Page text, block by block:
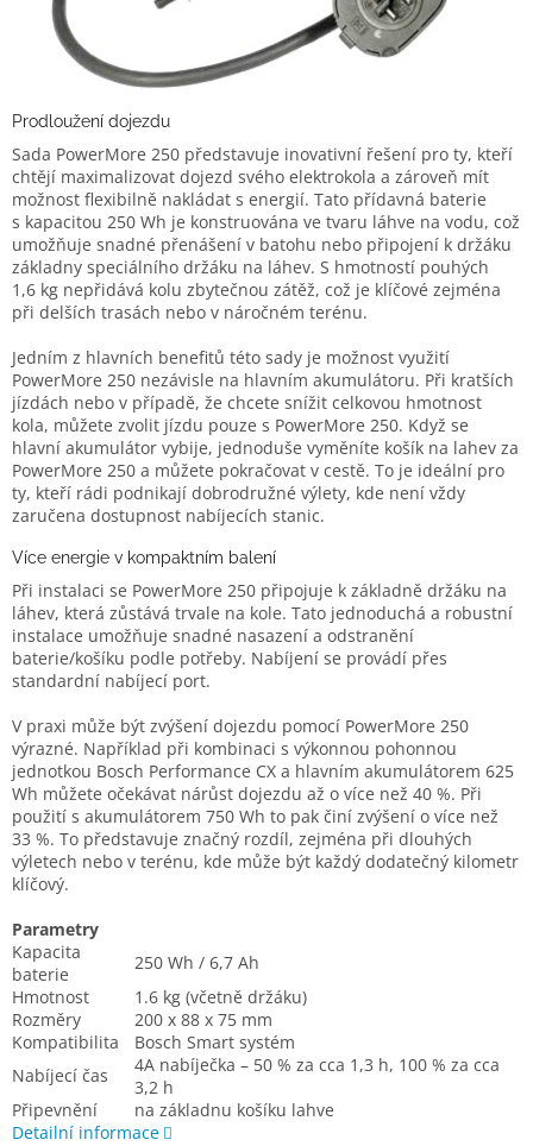
Prodloužení dojezdu
Sada PowerMore 250 představuje inovativní řešení pro ty, kteří
chtějí maximalizovat dojezd svého elektrokola a zároveň mít
možnost flexibilně nakládat s energií. Tato přídavná baterie
s kapacitou 250 Wh je konstruována ve tvaru láhve na vodu, což
umožňuje snadné přenášení v batohu nebo připojení k držáku
základny speciálního držáku na láhev. S hmotností pouhých
1,6 kg nepřidává kolu zbytečnou zátěž, což je klíčové zejména
při delších trasách nebo v náročném terénu.
Jedním z hlavních benefitů této sady je možnost využití
PowerMore 250 nezávisle na hlavním akumulátoru. Při kratších
jízdách nebo v případě, že chcete snížit celkovou hmotnost
kola, můžete zvolit jízdu pouze s PowerMore 250. Když se
hlavní akumulátor vybije, jednoduše vyměníte košík na lahev za
PowerMore 250 a můžete pokračovat v cestě. To je ideální pro
ty, kteří rádi podnikají dobrodružné výlety, kde není vždy
zaručena dostupnost nabíjecích stanic.
Více energie v kompaktním balení
Při instalaci se PowerMore 250 připojuje k základně držáku na
láhev, která zůstává trvale na kole. Tato jednoduchá a robustní
instalace umožňuje snadné nasazení a odstranění
baterie/košíku podle potřeby. Nabíjení se provádí přes
standardní nabíjecí port.
V praxi může být zvýšení dojezdu pomocí PowerMore 250
výrazné. Například při kombinaci s výkonnou pohonnou
jednotkou Bosch Performance CX a hlavním akumulátorem 625
Wh můžete očekávat nárůst dojezdu až o více než 40 %. Při
použití s akumulátorem 750 Wh to pak činí zvýšení o více než
33 %. To představuje značný rozdíl, zejména při dlouhých
výletech nebo v terénu, kde může být každý dodatečný kilometr
klíčový.
Parametry
Kapacita
baterie
250 Wh / 6,7 Ah
Hmotnost
1.6 kg (včetně držáku)
Rozměry
200 x 88 x 75 mm
Kompatibilita
Bosch Smart systém
Nabíjecí čas
4A nabíječka – 50 % za cca 1,3 h, 100 % za cca
3,2 h
Připevnění
na základnu košíku lahve
Detailní informace